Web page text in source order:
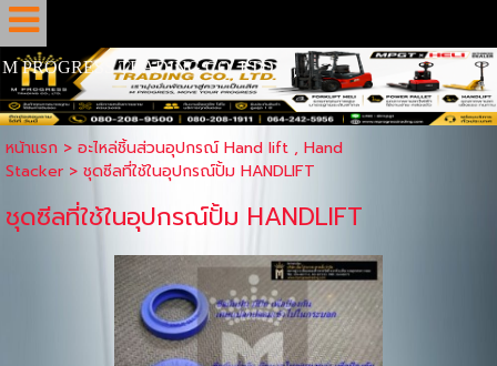
M PROGRESS TRADING CO.,LTD
หน้าแรก > อะไหล่ชิ้นส่วนอุปกรณ์ Hand lift , Hand
Stacker> ชุดซีลที่ใช้ในอุปกรณ์ปั้ม HANDLIFT
ชุดซีลที่ใช้ในอุปกรณ์ปั้ม HANDLIFT